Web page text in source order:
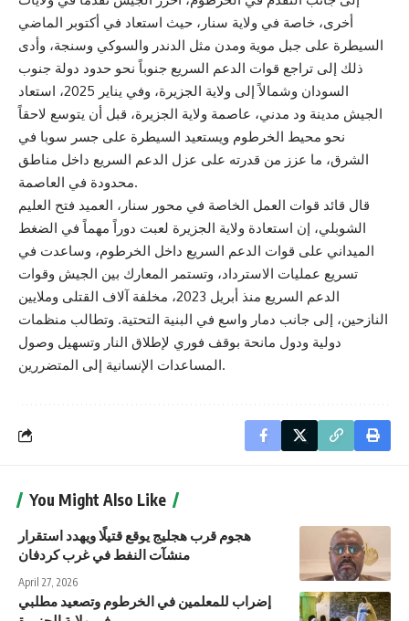
أخرى، خاصة في ولاية سنار، حيث استعاد في أكتوبر الماضي
السيطرة على جبل موية ومدن مثل الدندر والسوكي وسنجة، وأدى
ذلك إلى تراجع قوات الدعم السريع جنوباً نحو حدود دولة جنوب
السودان وشمالاً إلى ولاية الجزيرة، وفي يناير 2025، استعاد
الجيش مدينة ود مدني، عاصمة ولاية الجزيرة، قبل أن يتوسع لاحقاً
نحو محيط الخرطوم ويستعيد السيطرة على جسر سوبا في
الشرق، ما عزز من قدرته على عزل الدعم السريع داخل مناطق
محدودة في العاصمة.
قال قائد قوات العمل الخاصة في محور سنار، العميد فتح العليم
الشوبلي، إن استعادة ولاية الجزيرة لعبت دوراً مهماً في الضغط
الميداني على قوات الدعم السريع داخل الخرطوم، وساعدت في
تسريع عمليات الاسترداد، وتستمر المعارك بين الجيش وقوات
الدعم السريع منذ أبريل 2023، مخلفة آلاف القتلى وملايين
النازحين، إلى جانب دمار واسع في البنية التحتية. وتطالب منظمات
دولية ودول مانحة بوقف فوري لإطلاق النار وتسهيل وصول
المساعدات الإنسانية إلى المتضررين.
You Might Also Like
هجوم قرب هجليج يوقع قتيلًا ويهدد استقرار
منشآت النفط في غرب كردفان
April 27, 2026
إضراب للمعلمين في الخرطوم وتصعيد مطلبي